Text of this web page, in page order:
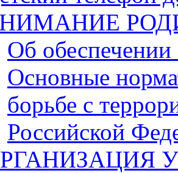
Об обеспечении
Основные
борьбе с
Российской